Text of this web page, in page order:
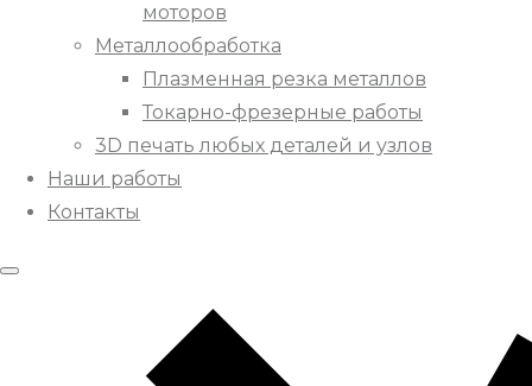
моторов
Металлообработка
Плазменная резка металлов
Токарно-фрезерные работы
3D печать любых деталей и узлов
Наши работы
Контакты